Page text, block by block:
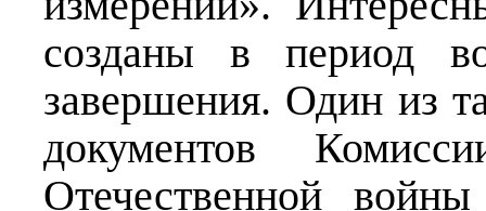
созданы в период
завершения. Один из
документов
Отечественной